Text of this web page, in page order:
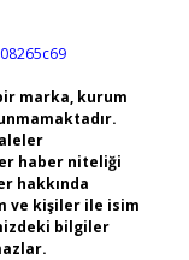
marka, kurum
haber niteliği
hakkında
ve kişiler ile isim
bilgiler